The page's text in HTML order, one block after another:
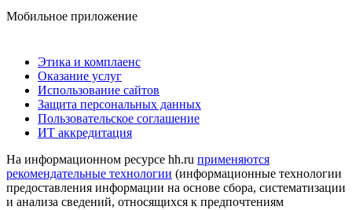
Мобильное приложение
Этика и комплаенс
Оказание услуг
Использование сайтов
Защита персональных данных
Пользовательское соглашение
ИТ аккредитация
На информационном ресурсе hh.ru применяются
рекомендательные технологии (информационные технологии
предоставления информации на основе сбора, систематизации
и анализа сведений, относящихся к предпочтениям